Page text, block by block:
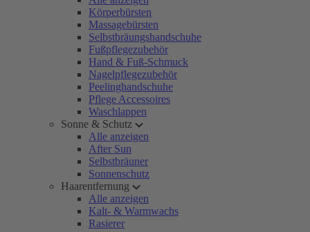
Körperbürsten
Massagebürsten
Selbstbräungshandschuhe
Fußpflegezubehör
Hand & Fuß-Schmuck
Nagelpflegezubehör
Peelinghandschuhe
Pflege Accessoires
Waschlappen
Sonne & Schutz
Alle anzeigen
After Sun
Selbstbräuner
Sonnenschutz
Haarentfernung
Alle anzeigen
Kalt- & Warmwachs
Rasierer